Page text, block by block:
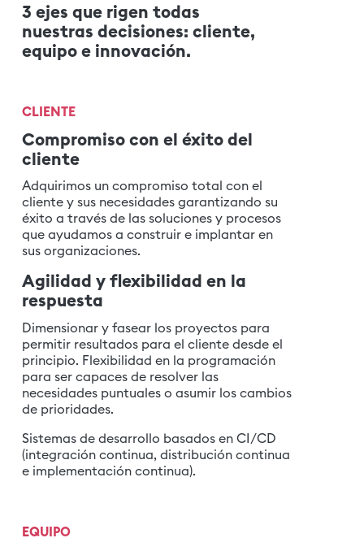
3 ejes que rigen todas
nuestras decisiones: cliente,
equipo e innovación.
CLIENTE
Compromiso con el éxito del
cliente
Adquirimos un compromiso total con el
cliente y sus necesidades garantizando su
éxito a través de las soluciones y procesos
que ayudamos a construir e implantar en
sus organizaciones.
Agilidad y flexibilidad en la
respuesta
Dimensionar y fasear los proyectos para
permitir resultados para el cliente desde el
principio. Flexibilidad en la programación
para ser capaces de resolver las
necesidades puntuales o asumir los cambios
de prioridades.
Sistemas de desarrollo basados en CI/CD
(integración continua, distribución continua
e implementación continua).
EQUIPO